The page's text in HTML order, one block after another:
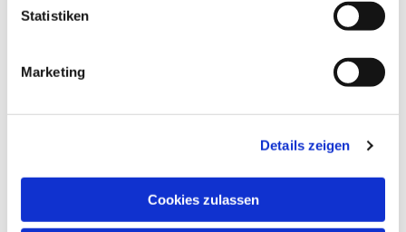
Statistiken
Marketing
Details zeigen
Cookies zulassen